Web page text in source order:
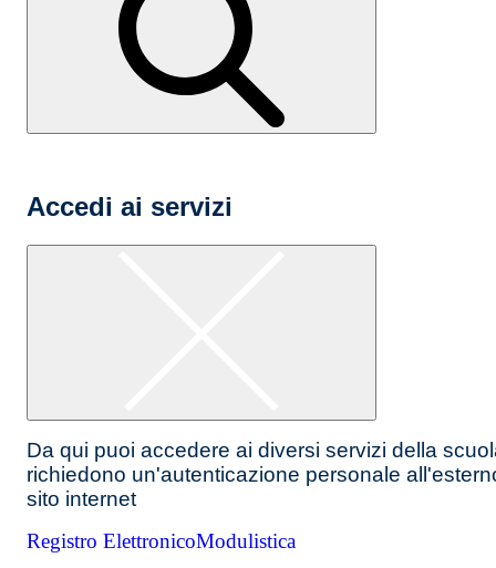
Accedi ai servizi
Da qui puoi accedere ai diversi servizi della
richiedono un'autenticazione personale
sito internet
Registro ElettronicoModulistica